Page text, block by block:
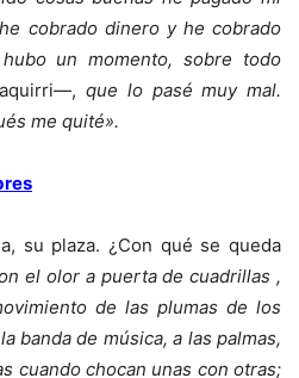
cobrado dinero y he cobrado
un momento, sobre todo
que lo pasé muy mal.
me quité».
plaza. ¿Con qué se queda
el olor a puerta de cuadrillas ,
de las plumas de los
banda de música, a las palmas,
cuando chocan unas con otras;